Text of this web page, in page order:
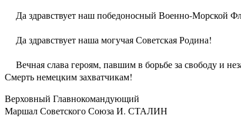
Да здравствует наш победоносный Военно-Морской
Да здравствует наша могучая Советская Родина!
Вечная слава героям, павшим в борьбе за свободу и
Смерть немецким захватчикам!
Верховный Главнокомандующий
Маршал Советского Союза И. СТАЛИН